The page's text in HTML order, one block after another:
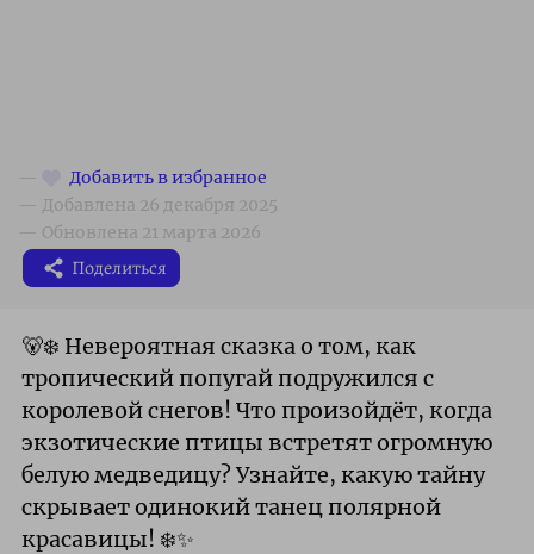
Поделиться
🐻‍❄️ Невероятная сказка о том, как
тропический попугай подружился с
королевой снегов! Что произойдёт, когда
экзотические птицы встретят огромную
белую медведицу? Узнайте, какую тайну
скрывает одинокий танец полярной
красавицы! ❄️✨